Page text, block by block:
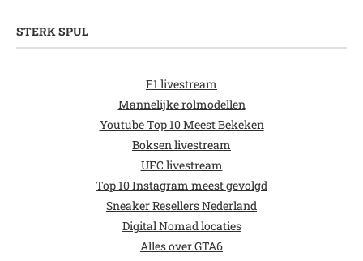
STERK SPUL
F1 livestream
Mannelijke rolmodellen
Youtube Top 10 Meest Bekeken
Boksen livestream
UFC livestream
Top 10 Instagram meest gevolgd
Sneaker Resellers Nederland
Digital Nomad locaties
Alles over GTA6